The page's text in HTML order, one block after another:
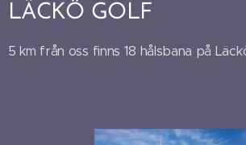
LÄCKÖ GOLF
5 km från oss finns 18 hålsbana på